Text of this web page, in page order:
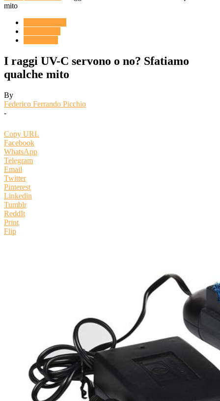
mito
I raggi UV-C servono o no? Sfatiamo
qualche mito
By
Federico Ferrando Picchio
-
Copy URL
Facebook
WhatsApp
Telegram
Email
Twitter
Pinterest
Linkedin
Tumblr
ReddIt
Print
Flip